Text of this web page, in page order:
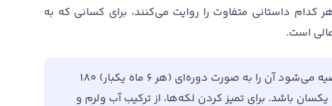
داستانی متفاوت را روایت می‌کنند، برای کسانی که به
است.
برای افزایش طول عمر فرش خود، توصیه می‌شود آن را به صورت دوره‌ای (هر ۶ ماه یکبار) ۱۸۰
باشد. برای تمیز کردن لکه‌ها، از ترکیب آب ولرم و